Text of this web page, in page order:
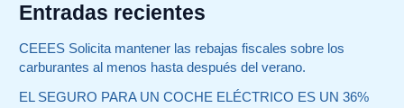
Entradas recientes
CEEES Solicita mantener las rebajas fiscales sobre los
carburantes al menos hasta después del verano.
EL SEGURO PARA UN COCHE ELÉCTRICO ES UN 36%